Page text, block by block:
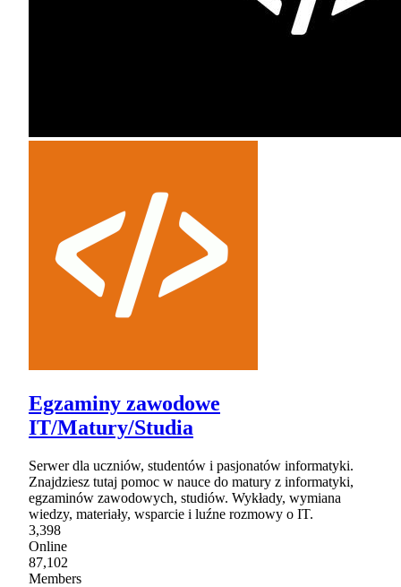
Egzaminy zawodowe
IT/Matury/Studia
Serwer dla uczniów, studentów i pasjonatów informatyki.
Znajdziesz tutaj pomoc w nauce do matury z informatyki,
egzaminów zawodowych, studiów. Wykłady, wymiana
wiedzy, materiały, wsparcie i luźne rozmowy o IT.
3,398
Online
87,102
Members